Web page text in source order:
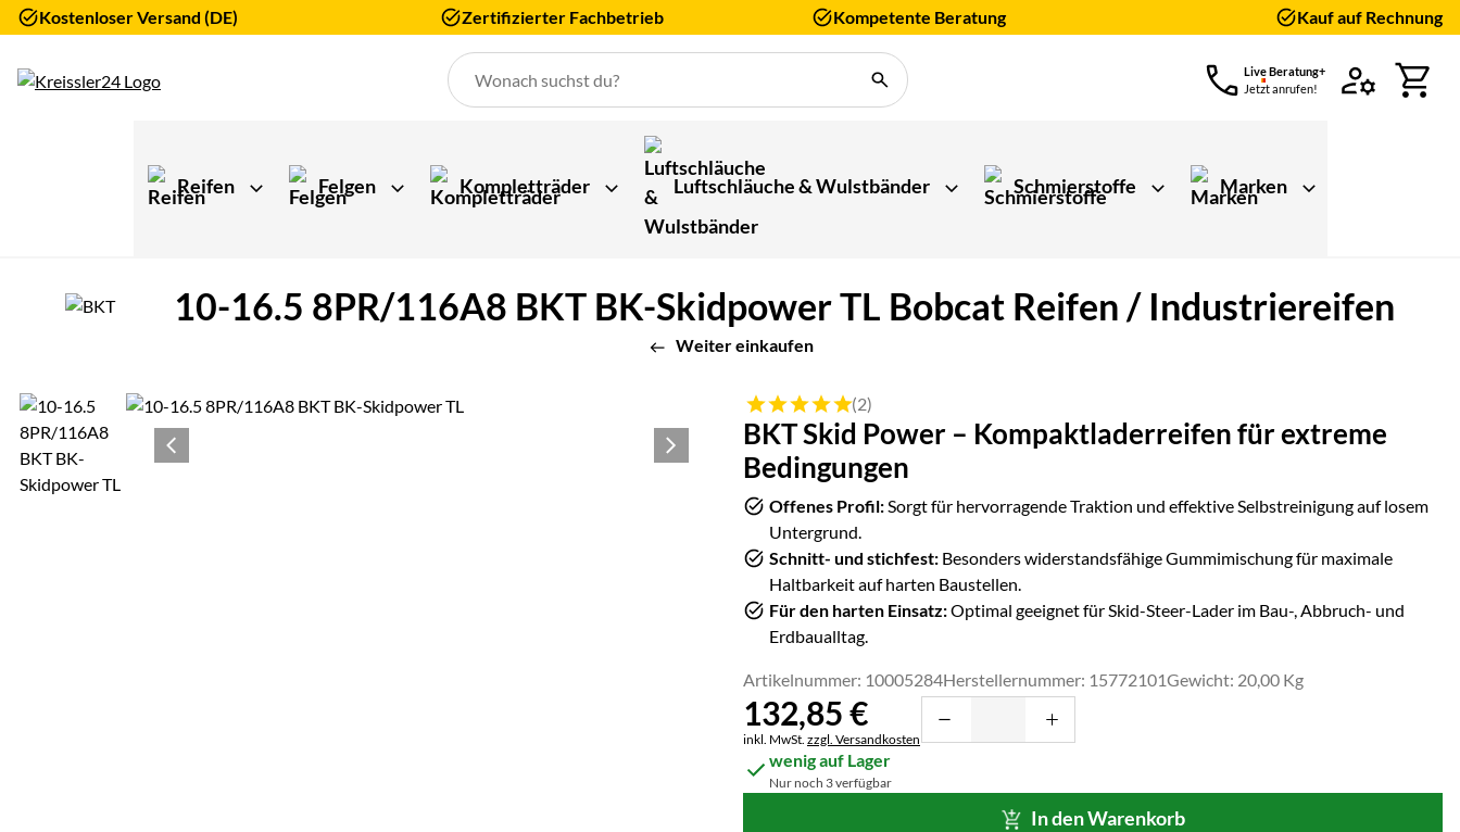
Kostenloser Versand (DE) Zertifizierter Fachbetrieb Kompetente Beratung Kauf auf Rechnung
Live Beratung+
Jetzt anrufen!
Reifen Felgen Kompletträder Luftschläuche & Wulstbänder Schmierstoffe Marken
10-16.5 8PR/116A8 BKT BK-Skidpower TL Bobcat Reifen / Industriereifen
Weiter einkaufen
Produktgalerie
Zur Kaufbox springen
Bewertung: 5 von 5 (2 Bewertungen)
(2)
BKT Skid Power – Kompaktladerreifen für extreme
Bedingungen
Offenes Profil: Sorgt für hervorragende Traktion und effektive Selbstreinigung auf losem
Untergrund.
Schnitt- und stichfest: Besonders widerstandsfähige Gummimischung für maximale
Haltbarkeit auf harten Baustellen.
Für den harten Einsatz:Optimal geeignet für Skid-Steer-Lader im Bau-, Abbruch- und
Erdbaualltag.
Artikelnummer: 10005284Herstellernummer: 15772101Gewicht: 20,00 Kg
132,85€
Steuerhinweis:
inkl. MwSt. zzgl. Versandkosten
wenig auf Lager
Nur noch 3 verfügbar
In den Warenkorb